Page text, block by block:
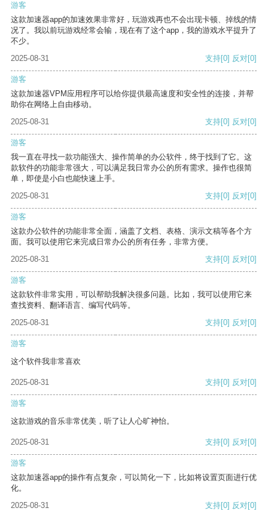
游客
这款加速器app的加速效果非常好，玩游戏再也不会出现卡顿、掉线的情
况了。我以前玩游戏经常会输，现在有了这个app，我的游戏水平提升了
不少。
2025-08-31
支持[0] 反对[0]
游客
这款加速器VPM应用程序可以给你提供最高速度和安全性的连接，并帮
助你在网络上自由移动。
2025-08-31
支持[0] 反对[0]
游客
我一直在寻找一款功能强大、操作简单的办公软件，终于找到了它。这
款软件的功能非常强大，可以满足我日常办公的所有需求。操作也很简
单，即使是小白也能快速上手。
2025-08-31
支持[0] 反对[0]
游客
这款办公软件的功能非常全面，涵盖了文档、表格、演示文稿等各个方
面。我可以使用它来完成日常办公的所有任务，非常方便。
2025-08-31
支持[0] 反对[0]
游客
这款软件非常实用，可以帮助我解决很多问题。比如，我可以使用它来
查找资料、翻译语言、编写代码等。
2025-08-31
支持[0] 反对[0]
游客
这个软件我非常喜欢
2025-08-31 支持[0] 反对[0]
游客
这款游戏的音乐非常优美，听了让人心旷神怡。
2025-08-31 支持[0] 反对[0]
游客
这款加速器app的操作有点复杂，可以简化一下，比如将设置页面进行优
化。
2025-08-31
支持[0] 反对[0]